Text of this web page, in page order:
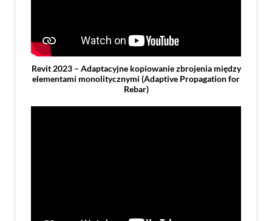
Revit 2023 – Adaptacyjne kopiowanie zbrojenia między
elementami monolitycznymi (Adaptive Propagation for
Rebar)